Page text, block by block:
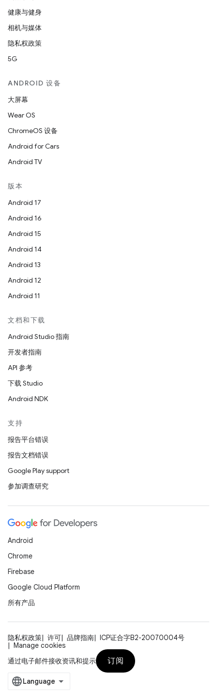
健康与健身
相机与媒体
隐私权政策
5G
ANDROID 设备
大屏幕
Wear OS
ChromeOS 设备
Android for Cars
Android TV
版本
Android 17
Android 16
Android 15
Android 14
Android 13
Android 12
Android 11
文档和下载
Android Studio 指南
开发者指南
API 参考
下载 Studio
Android NDK
支持
报告平台错误
报告文档错误
Google Play support
参加调查研究
Android
Chrome
Firebase
Google Cloud Platform
所有产品
隐私权政策 许可 品牌指南
ICP证合字B2-20070004号
Manage cookies
通过电子邮件接收资讯和提示
订阅